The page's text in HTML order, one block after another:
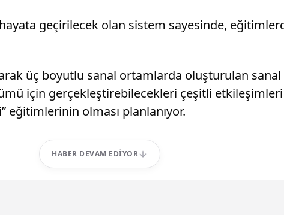
geçirilecek olan sistem sayesinde,
üç boyutlu sanal ortamlarda oluşturulan
için gerçekleştirebilecekleri çeşitli
eğitimlerinin olması planlanıyor.
HABER DEVAM EDIYOR